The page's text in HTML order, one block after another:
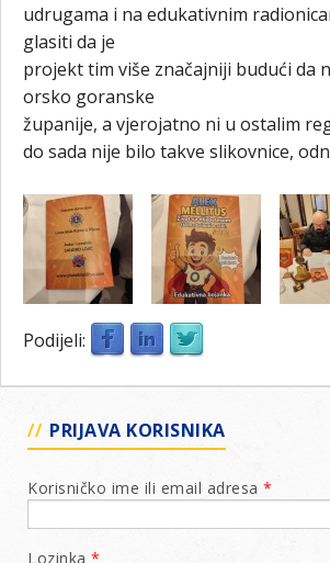
udrugama i na edukativnim
glasiti da je
projekt tim više značajniji budući da
orsko goranske
županije, a vjerojatno ni u ostalim
do sada nije bilo takve slikovnice,
Podijeli:
PRIJAVA KORISNIKA
Korisničko ime ili email adresa *
Lozinka *